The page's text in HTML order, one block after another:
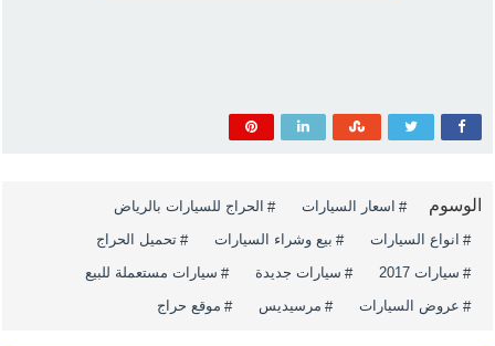
الوسوم اسعار السيارات
الحراج للسيارات بالرياض
انواع السيارات
بيع وشراء السيارات
تحميل الحراج
سيارات 2017
سيارات جديدة
سيارات مستعملة للبيع
عروض السيارات
مرسيديس موقع حراج